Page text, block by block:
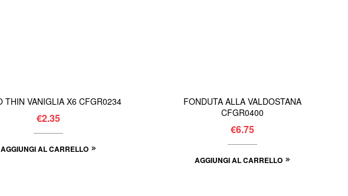
RINGO THIN VANIGLIA X6 CFGR0234
€2.35
AGGIUNGI AL CARRELLO
FONDUTA ALLA VALDOSTANA
CFGR0400
€6.75
AGGIUNGI AL CARRELLO